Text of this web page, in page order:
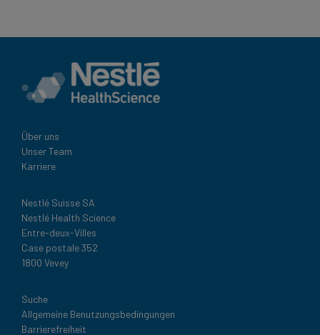
Über uns
Unser Team
Karriere
Nestlé Suisse SA
Nestlé Health Science
Entre-deux-Villes
Case postale 352
1800 Vevey
Legal
Suche
Allgemeine Benutzungsbedingungen
Barrierefreiheit